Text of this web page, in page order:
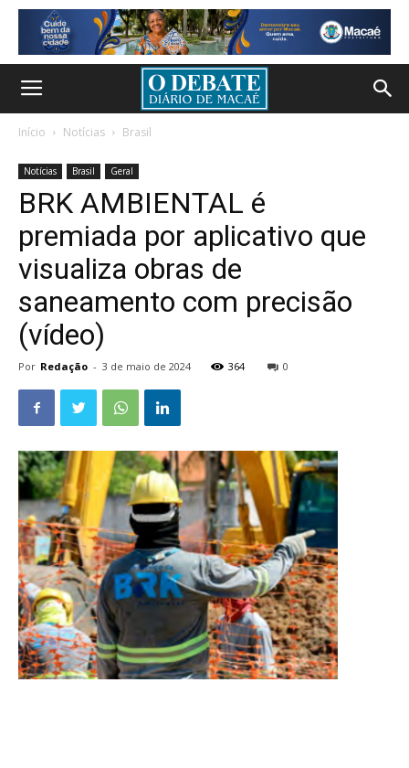
Início Notícias Brasil
Notícias Brasil Geral
BRK AMBIENTAL é
premiada por aplicativo que
visualiza obras de
saneamento com precisão
(vídeo)
Por Redação - 3 de maio de 2024 364 0